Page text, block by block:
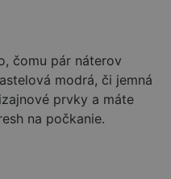
čomu pár náterov
modrá, či jemná
prvky a máte
na počkanie.